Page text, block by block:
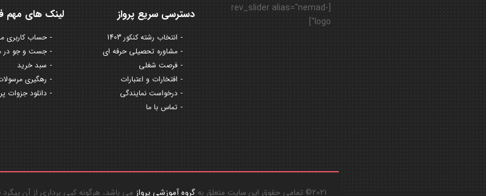
لینک های مهم
حساب کاربری
جست و جو در
سبد خرید
رهگیری
دانلود جزوات
دسترسی سریع پرواز
انتخاب رشته کنکور 1403
مشاوره تحصیلی حرفه ای
فرصت شغلی
افتخارات و اعتبارات
درخواست نمایندگی
تماس با ما
[rev_slider alias="nemad-
logo"]
2021© تمامی حقوق این سایت متعلق به گروه آموزشی پرواز می باشد، هرگونه کپی برداری از آن